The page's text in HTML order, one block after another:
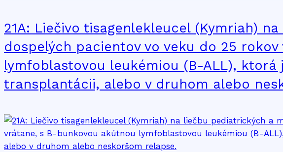
21A: Liečivo tisagenlekleucel (Kymriah)
dospelých pacientov vo veku do 25
lymfoblastovou leukémiou (B-ALL),
transplantácii, alebo v druhom alebo